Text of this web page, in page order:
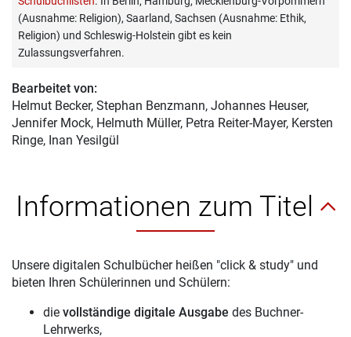
(Ausnahme: Religion), Saarland, Sachsen (Ausnahme: Ethik,
Religion) und Schleswig-Holstein gibt es kein
Zulassungsverfahren.
Bearbeitet von:
Helmut Becker, Stephan Benzmann, Johannes Heuser,
Jennifer Mock, Helmuth Müller, Petra Reiter-Mayer, Kersten
Ringe, Inan Yesilgül
Informationen zum Titel
Unsere digitalen Schulbücher heißen "click & study" und
bieten Ihren Schülerinnen und Schülern:
die vollständige digitale Ausgabe des Buchner-
Lehrwerks,